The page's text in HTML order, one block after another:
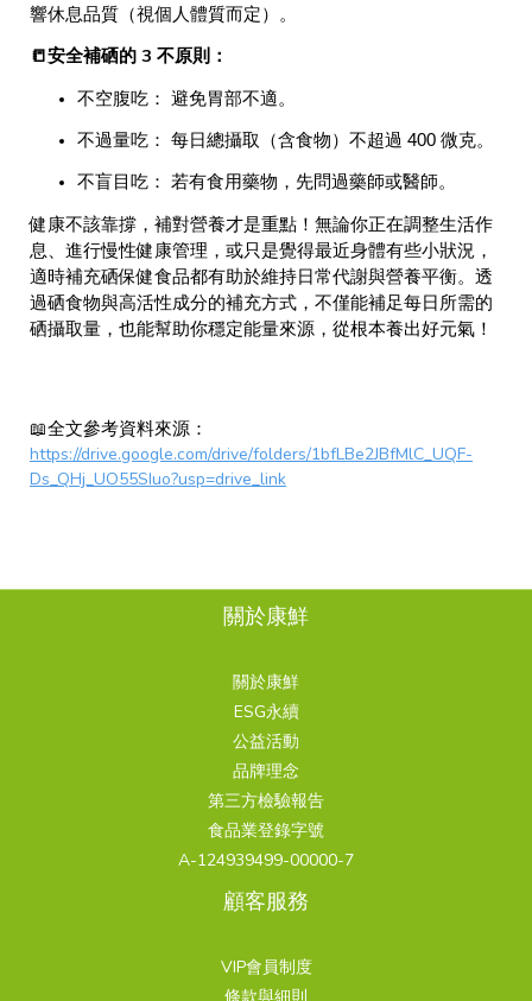
響休息品質（視個人體質而定）。
📒安全補硒的 3 不原則：
不空腹吃： 避免胃部不適。
不過量吃： 每日總攝取（含食物）不超過 400 微克。
不盲目吃： 若有食用藥物，先問過藥師或醫師。
健康不該靠撐，補對營養才是重點！無論你正在調整生活作
息、進行慢性健康管理，或只是覺得最近身體有些小狀況，
適時補充硒保健食品都有助於維持日常代謝與營養平衡。透
過硒食物與高活性成分的補充方式，不僅能補足每日所需的
硒攝取量，也能幫助你穩定能量來源，從根本養出好元氣！
📖全文參考資料來源：
https://drive.google.com/drive/folders/1bfLBe2JBfMlC_UQF-
Ds_QHj_UO55SIuo?usp=drive_link
關於康鮮
關於康鮮
ESG永續
公益活動
品牌理念
第三方檢驗報告
食品業登錄字號
A-124939499-00000-7
顧客服務
VIP會員制度